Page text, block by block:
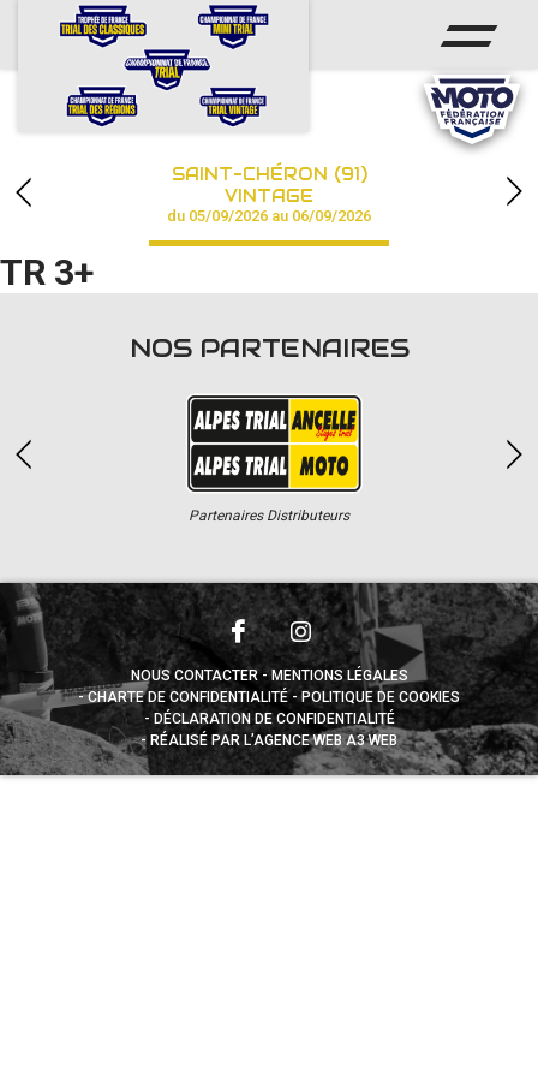
ACCUEIL
CALENDRIER
CHAMPIONNAT
RÉSULTATS
PHOTOS / VIDÉOS
PARTENAIRES
SAINT-CHÉRON (91)
VINTAGE
du 05/09/2026 au 06/09/2026
TR 3+
NOS PARTENAIRES
Partenaires Distributeurs
NOUS CONTACTER
MENTIONS LÉGALES
CHARTE DE CONFIDENTIALITÉ
POLITIQUE DE COOKIES
DÉCLARATION DE CONFIDENTIALITÉ
RÉALISÉ PAR L’AGENCE WEB A3 WEB